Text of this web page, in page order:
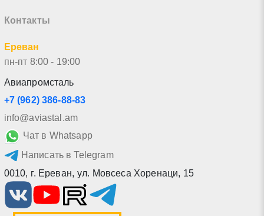
Контакты
Ереван
пн-пт 8:00 - 19:00
Авиапромсталь
+7 (962) 386-88-83
info@aviastal.am
Чат в Whatsapp
Написать в Telegram
0010, г. Ереван, ул. Мовсеса Хоренаци, 15